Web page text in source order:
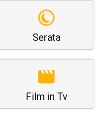
Serata
Film in Tv